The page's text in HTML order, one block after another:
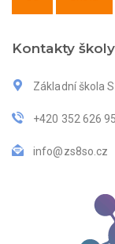
Kontakty školy
Základní škola
+420 352 626
info@zs8so.cz